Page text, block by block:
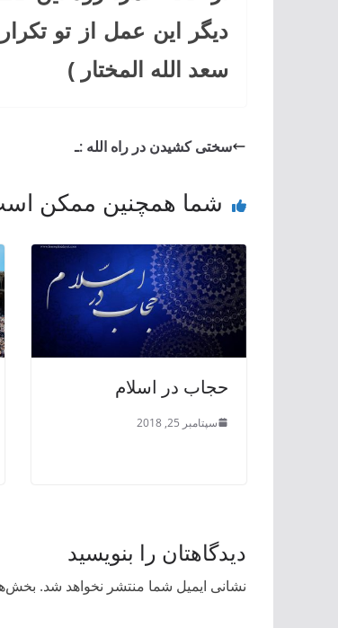
دیگر این عمل از تو
سعد الله المختار )
سختی کشیدن در راه الله :ـ
شما همچنین ممکن
حجاب در اسلام
سپتامبر 25, 2018
دیدگاهتان را بنویسید
نشانی ایمیل شما منتشر نخواهد شد.